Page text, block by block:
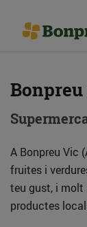
A Bonpreu Vic
fruites i
teu gust, i molt
productes